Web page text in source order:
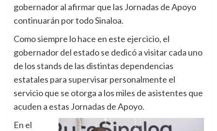
gobernador al afirmar que las Jornadas de Apoyo
continuarán por todo Sinaloa.
Como siempre lo hace en este ejercicio, el
gobernador del estado se dedicó a visitar cada uno
de los stands de las distintas dependencias
estatales para supervisar personalmente el
servicio que se otorga a los miles de asistentes que
acuden a estas Jornadas de Apoyo.
En el